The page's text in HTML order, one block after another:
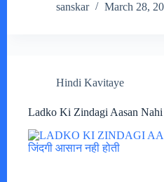
sanskar
March 28,
Hindi Kavitaye
Ladko Ki Zindagi Aasan